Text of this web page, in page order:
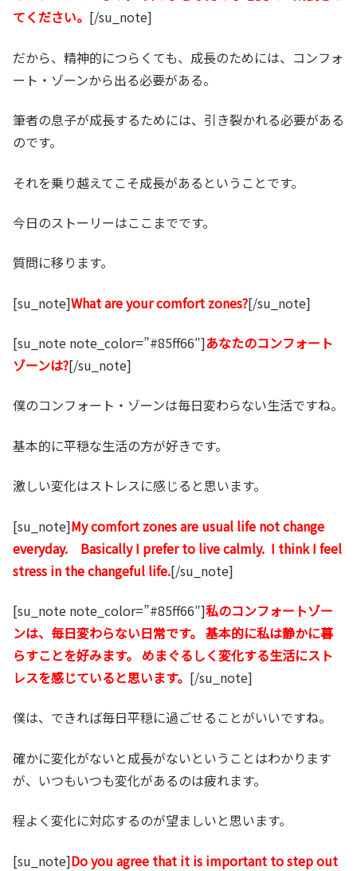
てください。 [/su_note]
だから、精神的につらくても、成長のためには、コンフォ
ート・ゾーンから出る必要がある。
筆者の息子が成長するためには、引き裂かれる必要がある
のです。
それを乗り越えてこそ成長があるということです。
今日のストーリーはここまでです。
質問に移ります。
[su_note]What are your comfort zones?[/su_note]
[su_note note_color=”#85ff66″]あなたのコンフォート
ゾーンは?[/su_note]
僕のコンフォート・ゾーンは毎日変わらない生活ですね。
基本的に平穏な生活の方が好きです。
激しい変化はストレスに感じると思います。
[su_note]My comfort zones are usual life not change
everyday. Basically I prefer to live calmly. I think I feel
stress in the changeful life.[/su_note]
[su_note note_color=”#85ff66″]私のコンフォートゾー
ンは、毎日変わらない日常です。 基本的に私は静かに暮
らすことを好みます。 めまぐるしく変化する生活にスト
レスを感じていると思います。 [/su_note]
僕は、できれば毎日平穏に過ごせることがいいですね。
確かに変化がないと成長がないということはわかります
が、いつもいつも変化があるのは疲れます。
程よく変化に対応するのが望ましいと思います。
[su_note]Do you agree that it is important to step out